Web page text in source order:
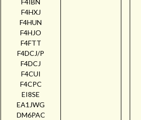
F4IBN
F4HXJ
F4HUN
F4HJO
F4FTT
F4DCJ/P
F4DCJ
F4CUI
F4CPC
EI8SE
EA1JWG
DM6PAC